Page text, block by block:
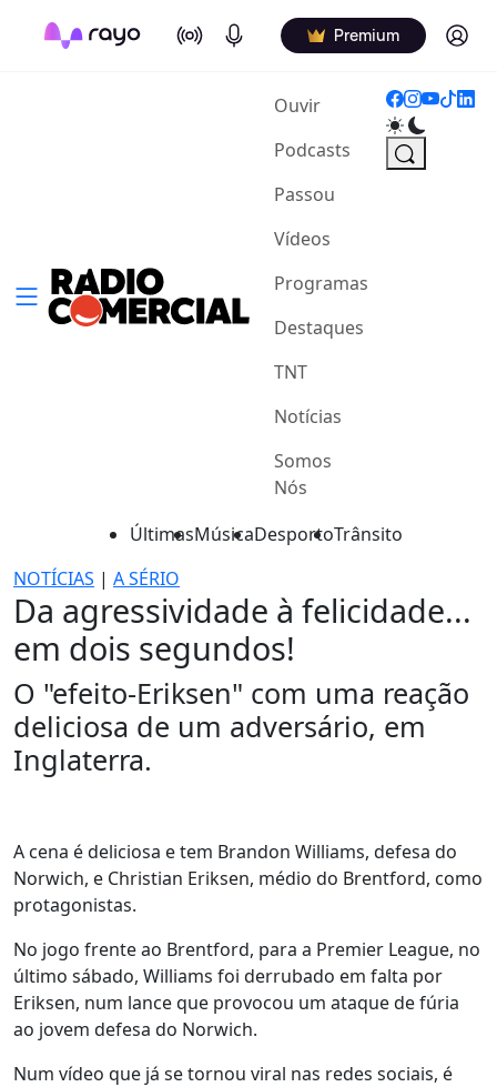
On Air Podcasts Premium Log in
Ouvir(current)
Podcasts
Passou
Vídeos
Programas
Destaques
TNT
Notícias
Somos
Nós
ÚltimasMúsicaDesportoTrânsito
NOTÍCIAS | A SÉRIO
Da agressividade à felicidade...
em dois segundos!
O "efeito-Eriksen" com uma reação
deliciosa de um adversário, em
Inglaterra.
A cena é deliciosa e tem Brandon Williams, defesa do
Norwich, e Christian Eriksen, médio do Brentford, como
protagonistas.
No jogo frente ao Brentford, para a Premier League, no
último sábado, Williams foi derrubado em falta por
Eriksen, num lance que provocou um ataque de fúria
ao jovem defesa do Norwich.
Num vídeo que já se tornou viral nas redes sociais, é